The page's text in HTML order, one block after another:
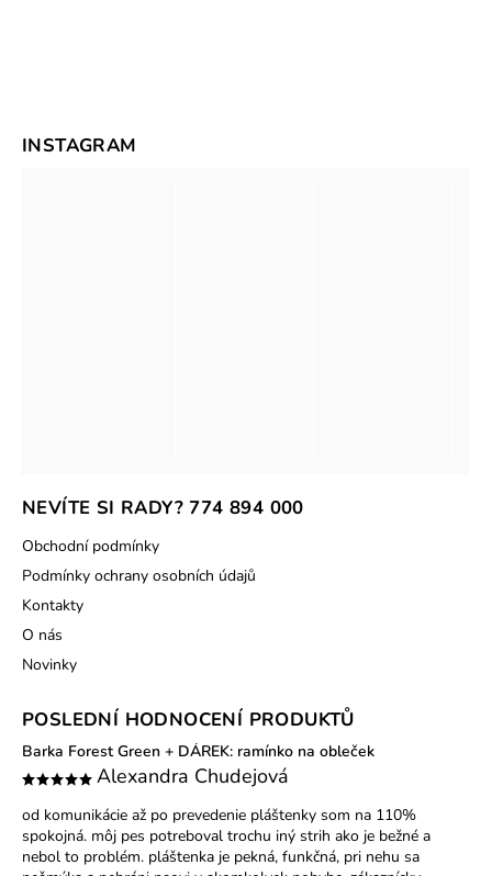
NEVÍTE SI RADY? 774 894 000
Obchodní podmínky
Podmínky ochrany osobních údajů
Kontakty
O nás
Novinky
POSLEDNÍ HODNOCENÍ PRODUKTŮ
Barka Forest Green + DÁREK: ramínko na obleček
Alexandra Chudejová
od komunikácie až po prevedenie pláštenky som na 110%
spokojná. môj pes potreboval trochu iný strih ako je bežné a
nebol to problém. pláštenka je pekná, funkčná, pri nehu sa
INSTAGRAM